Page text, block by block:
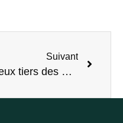
Suivant
Deux tiers des SPRL ne sont pas en ordre (V. Schmidt – DH – LES SPORTS, 11 octobre 2023)